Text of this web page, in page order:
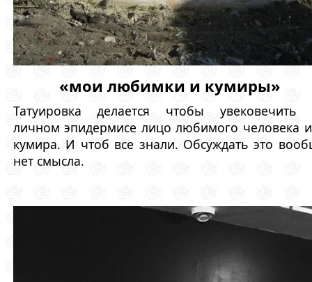
«мои любимки и кумиры»
Татуировка делается чтобы увековечить
личном эпидермисе лицо любимого человека
кумира. И чтоб все знали. Обсуждать это
нет смысла.